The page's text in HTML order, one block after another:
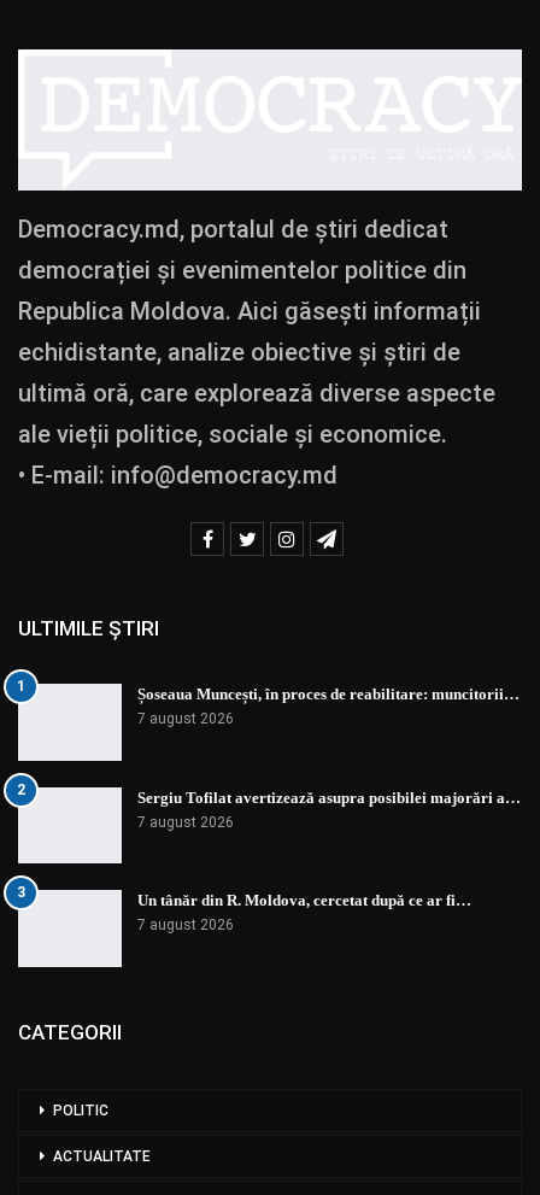
Democracy.md, portalul de știri dedicat
democrației și evenimentelor politice din
Republica Moldova. Aici găsești informații
echidistante, analize obiective și știri de
ultimă oră, care explorează diverse aspecte
ale vieții politice, sociale și economice.
• E-mail: info@democracy.md
ULTIMILE ȘTIRI
1 Șoseaua Muncești, în proces de reabilitare: muncitorii…
7 august 2026
2 Sergiu Tofilat avertizează asupra posibilei majorări a…
7 august 2026
3 Un tânăr din R. Moldova, cercetat după ce ar fi…
7 august 2026
CATEGORII
POLITIC
ACTUALITATE